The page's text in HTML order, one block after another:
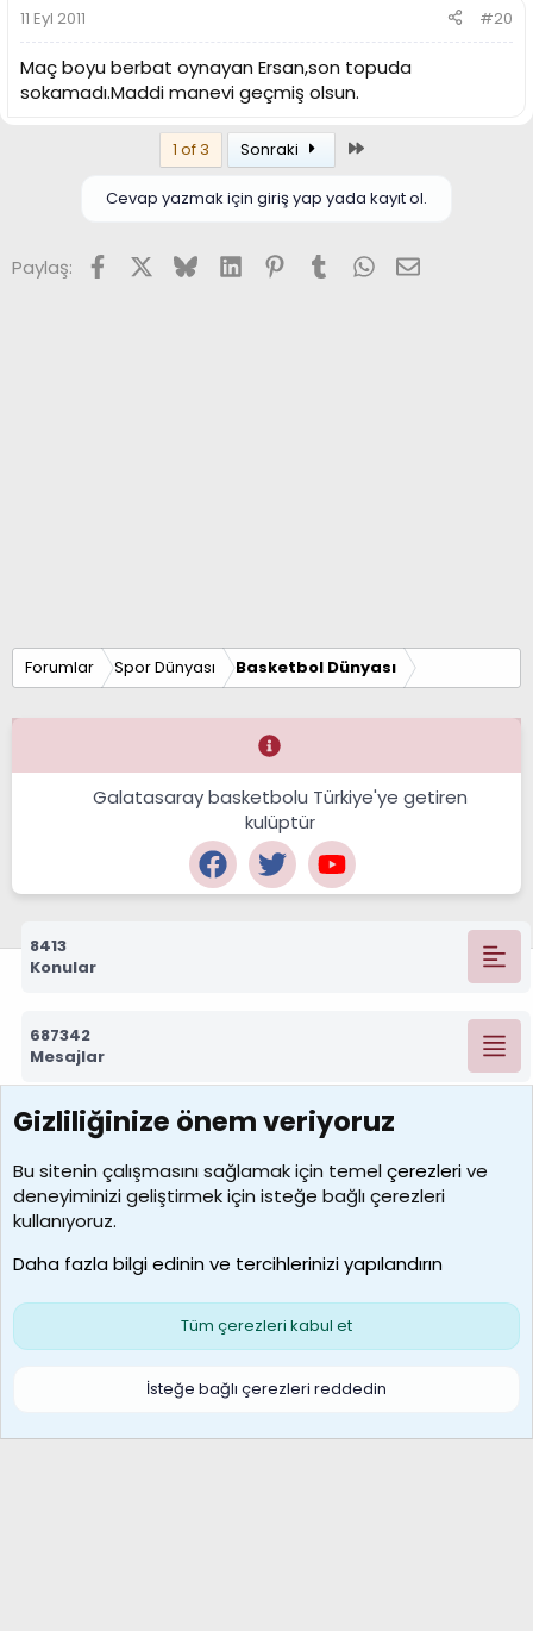
11 Eyl 2011 #20
Maç boyu berbat oynayan Ersan,son topuda
sokamadı.Maddi manevi geçmiş olsun.
1 of 3 Sonraki
Cevap yazmak için giriş yap yada kayıt ol.
Paylaş: FacebookX (Twitter)
BlueskyLinkedInPinterest
TumblrWhatsApp
E-posta
Forumlar Spor Dünyası Basketbol Dünyası
Galatasaray basketbolu Türkiye'ye getiren
kulüptür
8413
Konular
687342
Mesajlar
7390
Kullanıcılar
MosesBrownHayranı
Son üye
Çerezler
S
Gizliliğinize önem veriyoruz
Bu sitenin çalışmasını sağlamak için temelçerezlerive
deneyiminizi geliştirmek için isteğe bağlı çerezleri
kullanıyoruz.
Daha fazla bilgi edinin ve tercihlerinizi yapılandırın
Tüm çerezleri kabul et
İsteğe bağlı çerezleri reddedin